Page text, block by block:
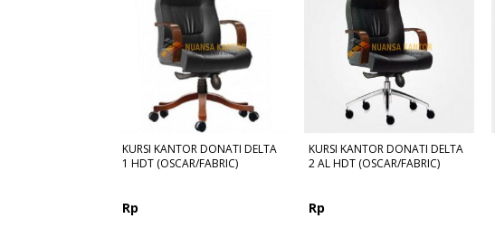
KURSI KANTOR DONATI DELTA
1 HDT (OSCAR/FABRIC)
Rp
KURSI KANTOR DONATI DELTA
2 AL HDT (OSCAR/FABRIC)
Rp